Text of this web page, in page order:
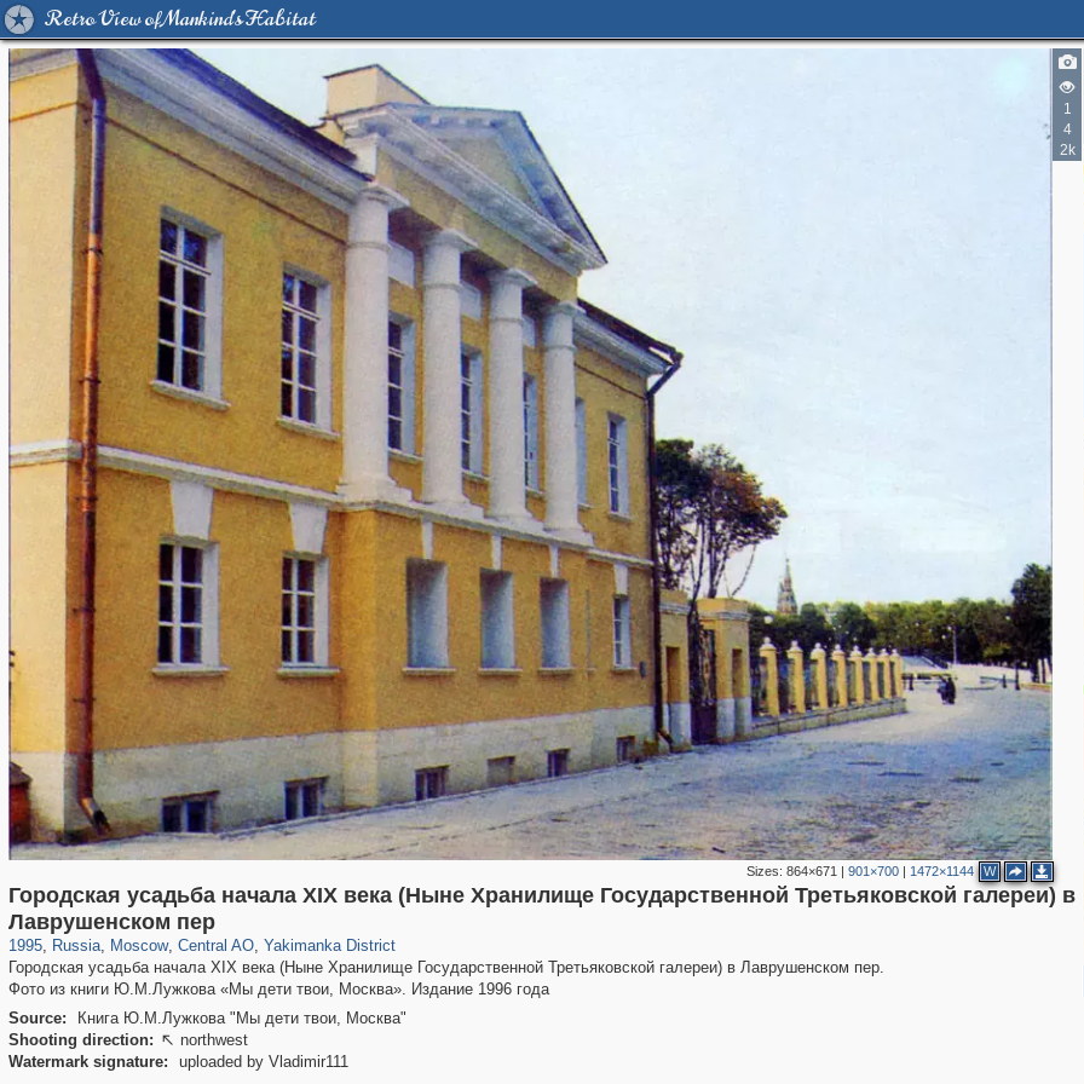
Retro View of Mankind's Habitat
1
4
2k
Sizes: 864×671 | 901×700| 1472×1144 W
Городская усадьба начала XIX века (Ныне Хранилище Государственной Третьяковской галереи) в
Лаврушенском пер
1995, Russia
1,406,531 29,243
, Moscow
319,780 8,286
, Central AO
159,978 5,916
, Yakimanka District
Городская усадьба начала XIX века (Ныне Хранилище Государственной Третьяковской галереи) в Лаврушенском пер.
Фото из книги Ю.М.Лужкова «Мы дети твои, Москва». Издание 1996 года
Source:
Книга Ю.М.Лужкова "Мы дети твои, Москва"
Shooting direction:  northwest
Watermark signature:
uploaded by Vladimir111